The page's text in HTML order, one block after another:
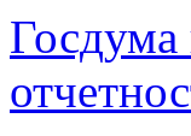
Госдума